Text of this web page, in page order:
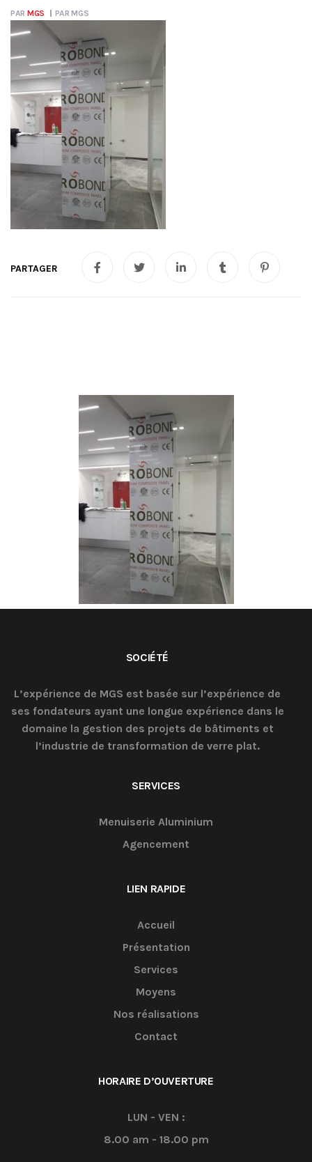
PAR MGS PARMGS
SOCIÉTÉ
L’expérience de MGS est basée sur l’expérience de
ses fondateurs ayant une longue expérience dans le
domaine la gestion des projets de bâtiments et
l’industrie de transformation de verre plat.
SERVICES
Menuiserie Aluminium
Agencement
LIEN RAPIDE
Accueil
Présentation
Services
Moyens
Nos réalisations
Contact
HORAIRE D’OUVERTURE
LUN - VEN :
8.00 am - 18.00 pm